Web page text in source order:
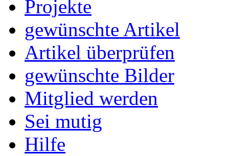
Projekte
gewünschte Artikel
Artikel überprüfen
gewünschte Bilder
Mitglied werden
Sei mutig
Hilfe